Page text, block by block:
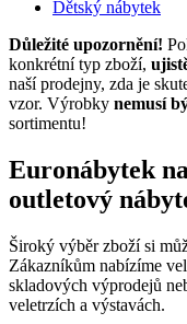
Dětský nábytek
Důležité upozornění!
konkrétní typ zboží,
naší prodejny, zda je
vzor. Výrobky nemusí
sortimentu!
Euronábytek
outletový
Široký výběr zboží si
Zákazníkům nabízíme
skladových výprodejů
veletrzích a výstavách.